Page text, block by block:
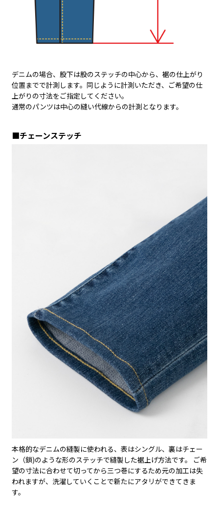
デニムの場合、股下は股のステッチの中心から、裾の仕上がり
位置までで計測します。同じように計測いただき、ご希望の仕
上がりの寸法をご指定してください。
通常のパンツは中心の縫い代線からの計測となります。
■チェーンステッチ
本格的なデニムの縫製に使われる、表はシングル、裏はチェー
ン（鎖)のような形のステッチで縫製した裾上げ方法です。 ご希
望の寸法に合わせて切ってから三つ巻にするため元の加工は失
われますが、洗濯していくことで新たにアタリができてきま
す。